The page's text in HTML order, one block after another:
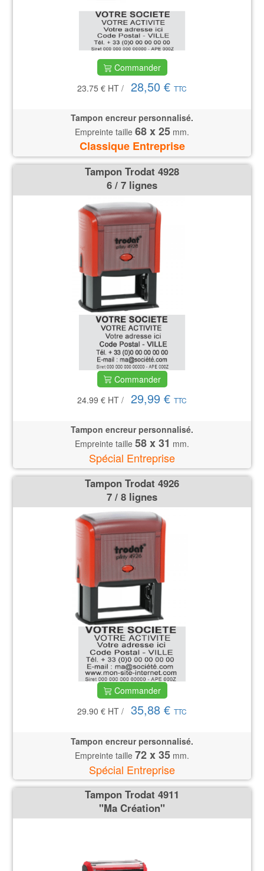
Commander
23.75 € HT / 28,50 € TTC
Tampon encreur personnalisé.
Empreinte taille 68 x 25 mm.
Classique Entreprise
Tampon Trodat 4928
6 / 7 lignes
Commander
24.99 € HT / 29,99 € TTC
Tampon encreur personnalisé.
Empreinte taille 58 x 31 mm.
Spécial Entreprise
Tampon Trodat 4926
7 / 8 lignes
Commander
29.90 € HT / 35,88 € TTC
Tampon encreur personnalisé.
Empreinte taille 72 x 35 mm.
Spécial Entreprise
Tampon Trodat 4911
''Ma Création''